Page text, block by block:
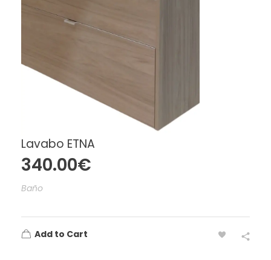
Lavabo ETNA
340.00€
Baño
Add to Cart